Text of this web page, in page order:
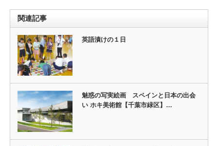
関連記事
英語漬けの１日
魅惑の写実絵画 スペインと日本の出会
い ホキ美術館【千葉市緑区】…